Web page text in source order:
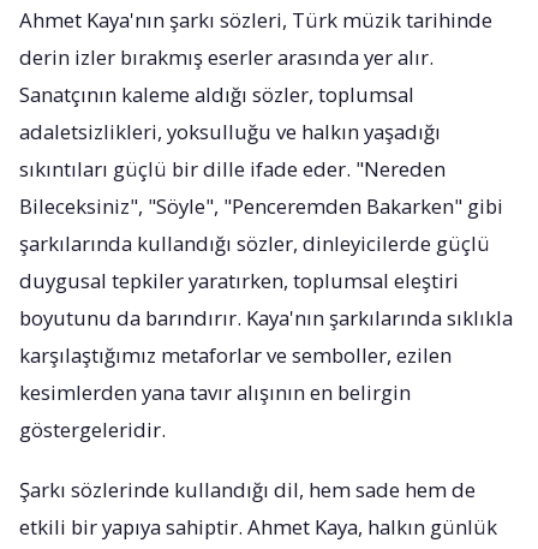
Ahmet Kaya'nın şarkı sözleri, Türk müzik tarihinde
derin izler bırakmış eserler arasında yer alır.
Sanatçının kaleme aldığı sözler, toplumsal
adaletsizlikleri, yoksulluğu ve halkın yaşadığı
sıkıntıları güçlü bir dille ifade eder. "Nereden
Bileceksiniz", "Söyle", "Penceremden Bakarken" gibi
şarkılarında kullandığı sözler, dinleyicilerde güçlü
duygusal tepkiler yaratırken, toplumsal eleştiri
boyutunu da barındırır. Kaya'nın şarkılarında sıklıkla
karşılaştığımız metaforlar ve semboller, ezilen
kesimlerden yana tavır alışının en belirgin
göstergeleridir.
Şarkı sözlerinde kullandığı dil, hem sade hem de
etkili bir yapıya sahiptir. Ahmet Kaya, halkın günlük